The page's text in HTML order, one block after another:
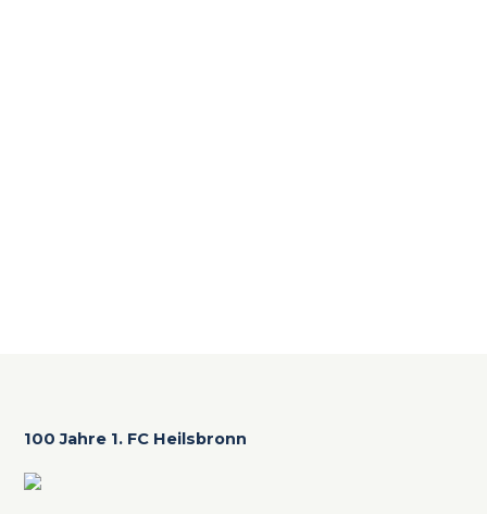
100 Jahre 1. FC Heilsbronn